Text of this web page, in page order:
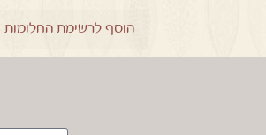
הוסף לרשימת החלומות